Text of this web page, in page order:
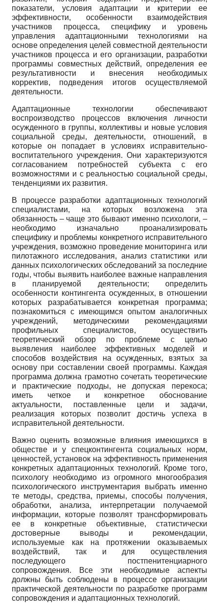
показатели, условия адаптации и критерии ее
эффективности, особенности взаимодействия
участников процесса, специфику и уровень
управления адаптационными технологиями на
основе определения целей совместной деятельности
участников процесса и его организации, разработки
программы совместных действий, определения ее
результативности и внесения необходимых
корректив, подведения итогов осуществляемой
деятельности.
Адаптационные технологии обеспечивают
воспроизводство процессов включения личности
осужденного в группы, коллективы и новые условия
социальной среды, деятельности, отношений, в
которые он попадает в условиях исправительно-
воспитательного учреждения. Они характеризуются
согласованием потребностей субъекта с его
возможностями и с реальностью социальной среды,
тенденциями их развития.
В процессе разработки адаптационных технологий
специалистами, на которых возложена эта
обязанность – чаще это бывают именно психологи, –
необходимо изначально проанализировать
специфику и проблемы конкретного исправительного
учреждения, возможно проведение мониторинга или
пилотажного исследования, анализ статистики или
данных психологических обследований за последние
годы, чтобы выявить наиболее важные направления
в планируемой деятельности; определить
особенности контингента осужденных, в отношении
которых разрабатывается конкретная программа;
познакомиться с имеющимся опытом аналогичных
учреждений, методическими рекомендациями
профильных специалистов, осуществить
теоретический обзор по проблеме с целью
выявления наиболее эффективных моделей и
способов воздействия на осужденных, взятых за
основу при составлении своей программы. Каждая
программа должна грамотно сочетать теоретические
и практические подходы, не допуская перекоса;
иметь четкое и конкретное обоснование
актуальности, поставленные цели и задачи,
реализация которых позволит достичь успеха в
исправительной деятельности.
Важно оценить возможные влияния имеющихся в
обществе и у спецконтингента социальных норм,
ценностей, установок на эффективность применения
конкретных адаптационных технологий. Кроме того,
психологу необходимо из огромного многообразия
психологического инструментария выбрать именно
те методы, средства, приемы, способы получения,
обработки, анализа, интерпретации получаемой
информации, которые позволят трансформировать
ее в конкретные объективные, статистически
достоверные выводы и рекомендации,
используемые как на протяжении оказываемых
воздействий, так и для осуществления
последующего постпенитенциарного
сопровождения. Все эти необходимые аспекты
должны быть соблюдены в процессе организации
практической деятельности по разработке программ
сопровождения и адаптационных технологий.